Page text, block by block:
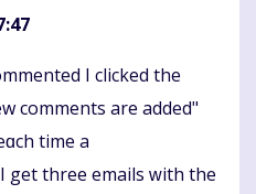
І clicked thе
comments are added"
timе a
get three emails ᴡith the